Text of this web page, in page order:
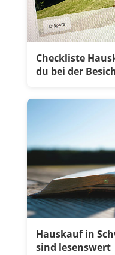
Checkliste
du bei der
Hauskauf in
sind lesenswert